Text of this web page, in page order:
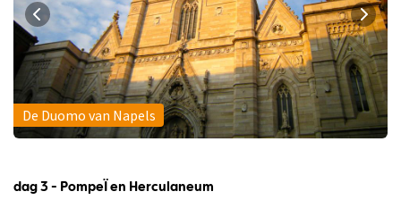
De Duomo van Napels
dag 3 - PompeÏ en Herculaneum